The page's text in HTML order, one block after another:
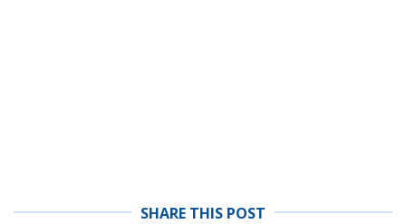
SHARE THIS POST